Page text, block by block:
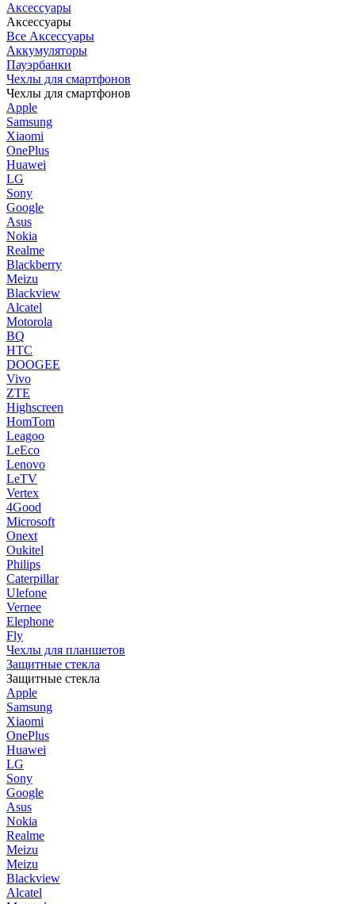
Аксессуары
Аксессуары
Все Аксессуары
Аккумуляторы
Пауэрбанки
Чехлы для смартфонов
Чехлы для смартфонов
Apple
Samsung
Xiaomi
OnePlus
Huawei
LG
Sony
Google
Asus
Nokia
Realme
Blackberry
Meizu
Blackview
Alcatel
Motorola
BQ
HTC
DOOGEE
Vivo
ZTE
Highscreen
HomTom
Leagoo
LeEco
Lenovo
LeTV
Vertex
4Good
Microsoft
Onext
Oukitel
Philips
Caterpillar
Ulefone
Vernee
Elephone
Fly
Чехлы для планшетов
Защитные стекла
Защитные стекла
Apple
Samsung
Xiaomi
OnePlus
Huawei
LG
Sony
Google
Asus
Nokia
Realme
Meizu
Meizu
Blackview
Alcatel